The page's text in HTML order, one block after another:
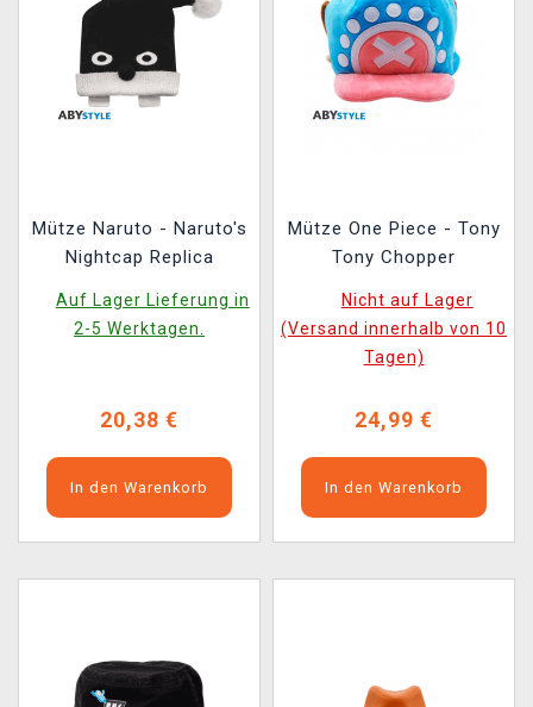
Mütze Naruto - Naruto's
Nightcap Replica
Auf Lager Lieferung in
2-5 Werktagen.
20,38 €
In den Warenkorb
Mütze One Piece - Tony
Tony Chopper
Nicht auf Lager
(Versand innerhalb von 10
Tagen)
24,99 €
In den Warenkorb